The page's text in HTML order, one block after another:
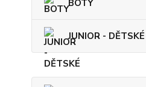
BOTY
JUNIOR - DĚTSKÉ